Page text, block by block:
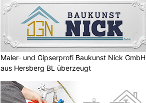
Maler- und Gipserprofi Baukunst Nick GmbH
aus Hersberg BL überzeugt